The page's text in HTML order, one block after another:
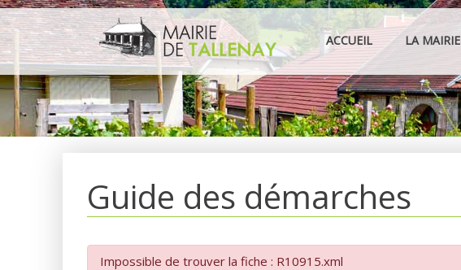
Aller
au
contenu
ACCUEIL LA MAIRIE
Guide des démarches
Impossible de trouver la fiche : R10915.xml